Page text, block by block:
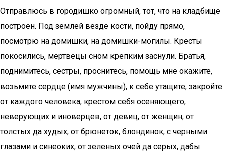
Отправлюсь в городишко огромный, тот, что на кладбище
построен. Под землей везде кости, пойду прямо,
посмотрю на домишки, на домишки-могилы. Кресты
покосились, мертвецы сном крепким заснули. Братья,
поднимитесь, сестры, проснитесь, помощь мне окажите,
возьмите сердце (имя мужчины), к себе утащите, закройте
от каждого человека, крестом себя осеняющего,
неверующих и иноверцев, от девиц, от женщин, от
толстых да худых, от брюнеток, блондинок, с черными
глазами и синеоких, от зеленых очей да серых, дабы